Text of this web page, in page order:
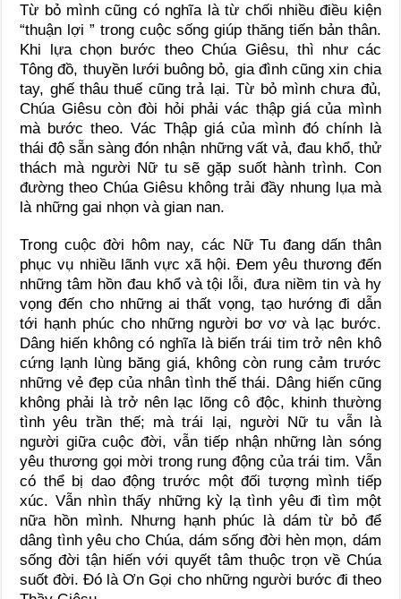
Từ bỏ mình cũng có nghĩa là từ chối nhiều điều kiện
“thuận lợi ” trong cuộc sống giúp thăng tiến bản thân.
Khi lựa chọn bước theo Chúa Giêsu, thì như các
Tông đồ, thuyền lưới buông bỏ, gia đình cũng xin chia
tay, ghế thâu thuế cũng trả lại. Từ bỏ mình chưa đủ,
Chúa Giêsu còn đòi hỏi phải vác thập giá của mình
mà bước theo. Vác Thập giá của mình đó chính là
thái độ sẵn sàng đón nhận những vất vả, đau khổ, thử
thách mà người Nữ tu sẽ gặp suốt hành trình. Con
đường theo Chúa Giêsu không trải đầy nhung lụa mà
là những gai nhọn và gian nan.
Trong cuộc đời hôm nay, các Nữ Tu đang dấn thân
phục vụ nhiều lãnh vực xã hội. Đem yêu thương đến
những tâm hồn đau khổ và tội lỗi, đưa niềm tin và hy
vọng đến cho những ai thất vọng, tạo hướng đi dẫn
tới hạnh phúc cho những người bơ vơ và lạc bước.
Dâng hiến không có nghĩa là biến trái tim trở nên khô
cứng lạnh lùng băng giá, không còn rung cảm trước
những vẻ đẹp của nhân tình thế thái. Dâng hiến cũng
không phải là trở nên lạc lõng cô độc, khinh thường
tình yêu trần thế; mà trái lại, người Nữ tu vẫn là
người giữa cuộc đời, vẫn tiếp nhận những làn sóng
yêu thương gọi mời trong rung động của trái tim. Vẫn
có thể bị dao động trước một đối tượng mình tiếp
xúc. Vẫn nhìn thấy những kỳ lạ tình yêu đi tìm một
nữa hồn mình. Nhưng hạnh phúc là dám từ bỏ để
dâng tình yêu cho Chúa, dám sống đời hèn mọn, dám
sống đời tận hiến với quyết tâm thuộc trọn về Chúa
suốt đời. Đó là Ơn Gọi cho những người bước đi theo